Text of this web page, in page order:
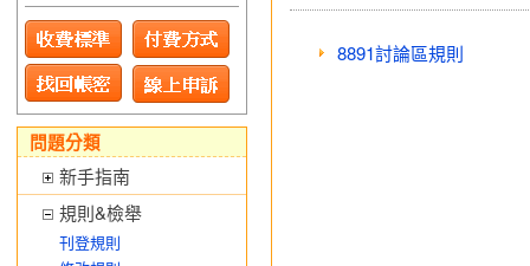
8891討論區規則
問題分類
新手指南
規則&檢舉
刊登規則